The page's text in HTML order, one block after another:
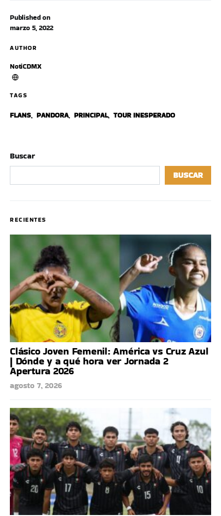
Published on
marzo 5, 2022
AUTHOR
NotiCDMX
TAGS
FLANS, PANDORA, PRINCIPAL, TOUR INESPERADO
Buscar
BUSCAR
RECIENTES
Clásico Joven Femenil: América vs Cruz Azul
| Dónde y a qué hora ver Jornada 2
Apertura 2026
agosto 7, 2026